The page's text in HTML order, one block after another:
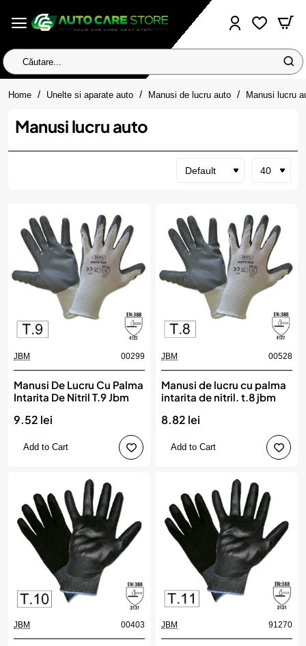
Căutare...
Home homeUnelte si aparate auto Manusi de lucru auto Manusi lucru
Manusi lucru auto
JBM 00299
Manusi De Lucru Cu Palma
Intarita De Nitril T.9 Jbm
9.52 lei
Add to Cart
JBM 00528
Manusi de lucru cu palma
intarita de nitril. t.8 jbm
8.82 lei
Add to Cart
JBM 00403 JBM 91270